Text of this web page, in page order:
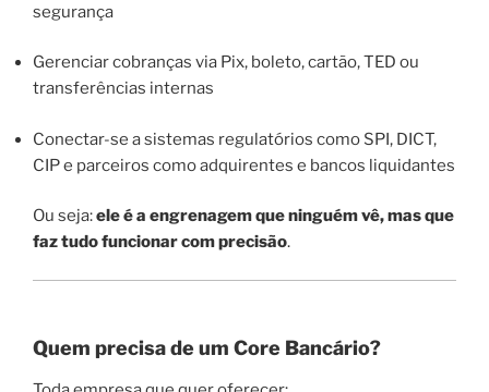
segurança
Gerenciar cobranças via Pix, boleto, cartão, TED ou
transferências internas
Conectar-se a sistemas regulatórios como SPI, DICT,
CIP e parceiros como adquirentes e bancos liquidantes
Ou seja:ele é a engrenagem que ninguém vê, mas que
faz tudo funcionar com precisão.
Quem precisa de um Core Bancário?